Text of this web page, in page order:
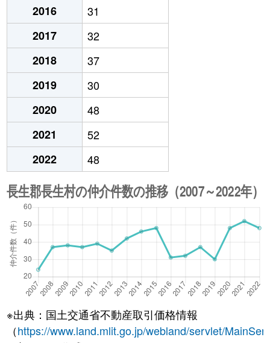
2016
31
2017
32
2018
37
2019
30
2020
48
2021
52
2022
48
※出典：国土交通省不動産取引価格情報
（https://www.land.mlit.go.jp/webland/servlet/